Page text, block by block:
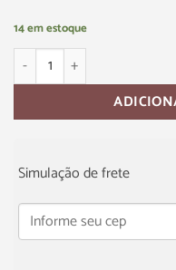
14 em estoque
Simulação de frete